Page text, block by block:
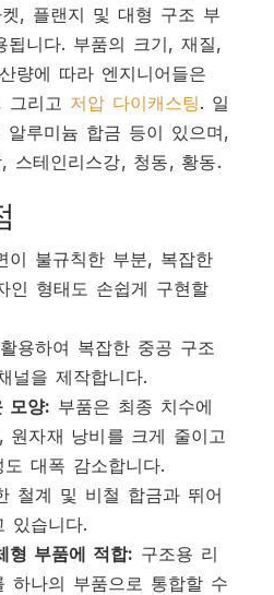
, 플랜지 및 대형 구조 부
됩니다. 부품의 크기, 재질,
량에 따라 엔지니어들은
그리고 저압 다이캐스팅. 일
알루미늄 합금 등이 있으며,
스테인리스강, 청동, 황동.
이 불규칙한 부분, 복잡한
인 형태도 손쉽게 구현할
용하여 복잡한 중공 구조
널을 제작합니다.
모양: 부품은 최종 치수에
원자재 낭비를 크게 줄이고
대폭 감소합니다.
철계 및 비철 합금과 뛰어
있습니다.
형 부품에 적합: 구조용 리
하나의 부품으로 통합할 수